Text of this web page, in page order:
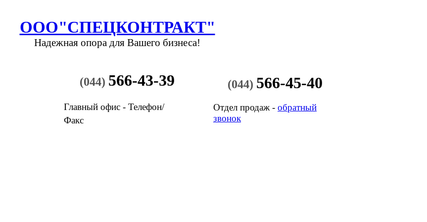
ООО"СПЕЦКОНТРАКТ"
Надежная опора для Вашего бизнеса!
(044) 566-43-39
Главный офис - Телефон/
Факс
(044) 566-45-40
Отдел продаж - обратный
звонок